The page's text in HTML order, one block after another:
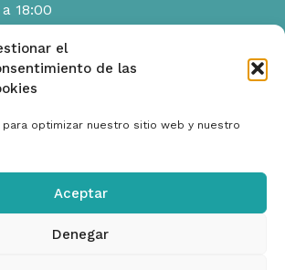
el
de las
optimizar nuestro sitio web y nuestro
Aceptar
Denegar
18:00